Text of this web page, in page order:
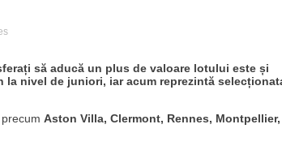
să aducă un plus de valoare lotului este și
nivel de juniori, iar acum reprezintă
Aston Villa, Clermont, Rennes, Montpellier,